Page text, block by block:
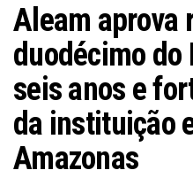
Aleam aprova
duodécimo do
seis anos e
da instituição
Amazonas